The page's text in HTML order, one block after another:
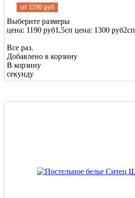
от 1190 руб
Выберите размеры
цена: 1190 руб1,5сп цена: 1300 руб2сп
Все раз.
Добавлено в корзину
В корзину
секунду